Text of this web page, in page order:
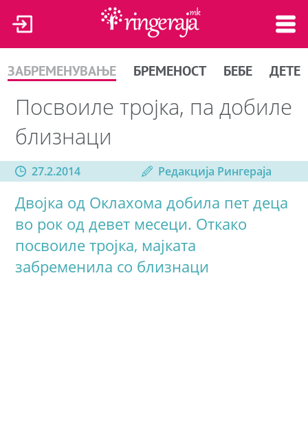
ЗАБРЕМЕНУВАЊЕ БРЕМЕНОСТ БЕБЕ ДЕТЕ
Посвоиле тројка, па добиле
близнаци
27.2.2014 Редакција Рингераја
Двојка од Оклахома добила пет деца
во рок од девет месеци. Откако
посвоиле тројка, мајката
забременила со близнаци